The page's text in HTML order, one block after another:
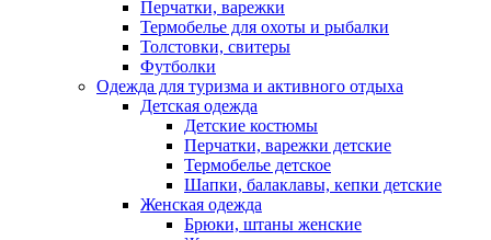
Перчатки, варежки
Термобелье для охоты и рыбалки
Толстовки, свитеры
Футболки
Одежда для туризма и активного отдыха
Детская одежда
Детские костюмы
Перчатки, варежки детские
Термобелье детское
Шапки, балаклавы, кепки детские
Женская одежда
Брюки, штаны женские